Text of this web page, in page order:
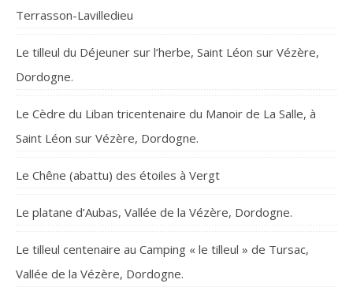
Terrasson-Lavilledieu
Le tilleul du Déjeuner sur l’herbe, Saint Léon sur Vézère,
Dordogne.
Le Cèdre du Liban tricentenaire du Manoir de La Salle, à
Saint Léon sur Vézère, Dordogne.
Le Chêne (abattu) des étoiles à Vergt
Le platane d’Aubas, Vallée de la Vézère, Dordogne.
Le tilleul centenaire au Camping « le tilleul » de Tursac,
Vallée de la Vézère, Dordogne.